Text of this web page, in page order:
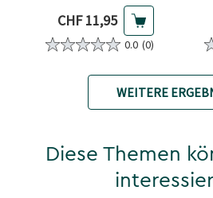
Aktueller Preis
CHF 11,95
0.0 (0)
WEITERE
Diese Themen